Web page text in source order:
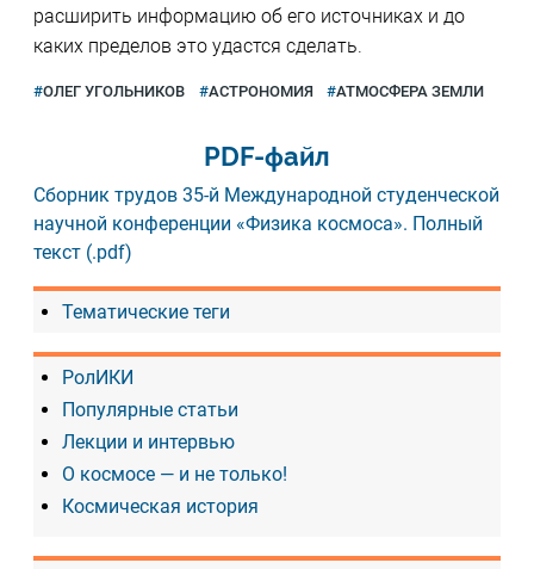
расширить информацию об его источниках и до
каких пределов это удастся сделать.
ОЛЕГ УГОЛЬНИКОВ АСТРОНОМИЯ АТМОСФЕРА ЗЕМЛИ
PDF-файл
Сборник трудов 35-й Международной студенческой
научной конференции «Физика космоса». Полный
текст (.pdf)
Тематические теги
РолИКИ
Популярные статьи
Лекции и интервью
О космосе — и не только!
Космическая история